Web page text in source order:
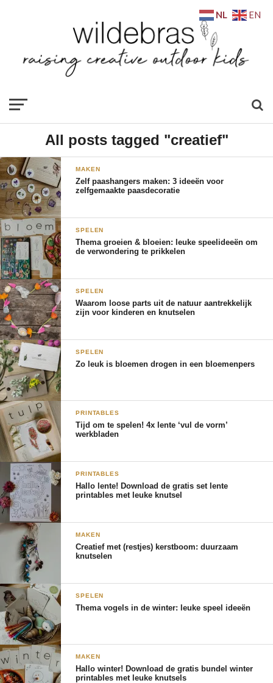
All posts tagged "creatief"
MAKEN
Zelf paashangers maken: 3 ideeën voor
zelfgemaakte paasdecoratie
SPELEN
Thema groeien & bloeien: leuke speelideeën om
de verwondering te prikkelen
SPELEN
Waarom loose parts uit de natuur aantrekkelijk
zijn voor kinderen en knutselen
SPELEN
Zo leuk is bloemen drogen in een bloemenpers
PRINTABLES
Tijd om te spelen! 4x lente ‘vul de vorm’
werkbladen
PRINTABLES
Hallo lente! Download de gratis set lente
printables met leuke knutsel
MAKEN
Creatief met (restjes) kerstboom: duurzaam
knutselen
SPELEN
Thema vogels in de winter: leuke speel ideeën
MAKEN
Hallo winter! Download de gratis bundel winter
printables met leuke knutsels
NL EN